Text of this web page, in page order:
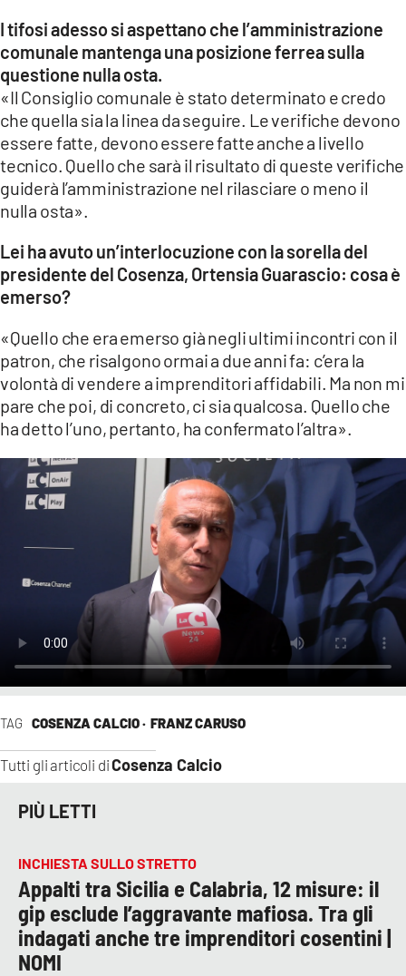
TAG COSENZA CALCIO · FRANZ CARUSO
Tutti gli articoli diCosenza Calcio
I tifosi adesso si aspettano che l’amministrazione
comunale mantenga una posizione ferrea sulla
questione nulla osta.
«Il Consiglio comunale è stato determinato e credo
che quella sia la linea da seguire. Le verifiche devono
essere fatte, devono essere fatte anche a livello
tecnico. Quello che sarà il risultato di queste verifiche
guiderà l’amministrazione nel rilasciare o meno il
nulla osta».
Lei ha avuto un’interlocuzione con la sorella del
presidente del Cosenza, Ortensia Guarascio: cosa è
emerso?
«Quello che era emerso già negli ultimi incontri con il
patron, che risalgono ormai a due anni fa: c’era la
volontà di vendere a imprenditori affidabili. Ma non mi
pare che poi, di concreto, ci sia qualcosa. Quello che
ha detto l’uno, pertanto, ha confermato l’altra».
PIÙ LETTI
INCHIESTA SULLO STRETTO
Appalti tra Sicilia e Calabria, 12 misure: il
gip esclude l’aggravante mafiosa. Tra gli
indagati anche tre imprenditori cosentini |
NOMI